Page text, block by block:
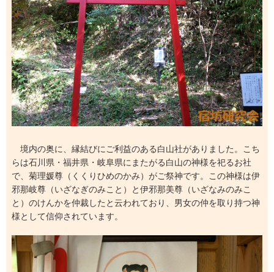
境内の奥に、縁結びにご利益のある白山社がありました。こち
らは石川県・福井県・岐阜県にまたがる白山の神様を祀るお社
で、菊理媛尊（くくりひめのかみ）がご祭神です。この神様は伊
邪那岐尊（いざなぎのみこと）と伊邪那美尊（いざなみのみこ
と）のけんかを仲裁したと云われており、男女の仲を取り持つ神
様として信仰されています。